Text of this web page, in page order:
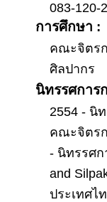
083-120-
การศึกษา :
คณะจิตร
ศิลปากร
นิทรรศการ
2554 - นิ
คณะจิตร
- นิทรรศก
and
ประเทศไ